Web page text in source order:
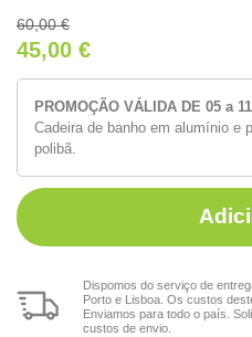
60,00€
45,00 €
PROMOÇÃO VÁLIDA DE 05 a
Cadeira de banho em alumínio e
polibã.
Dispomos do serviço de
Porto e Lisboa. Os custos
Enviamos para todo o país.
custos de envio.